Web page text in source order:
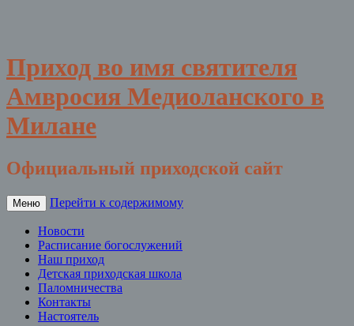
Приход во имя святителя
Амвросия Медиоланского в
Милане
Официальный приходской сайт
Меню Перейти к содержимому
Новости
Расписание богослужений
Наш приход
Детская приходская школа
Паломничества
Контакты
Настоятель